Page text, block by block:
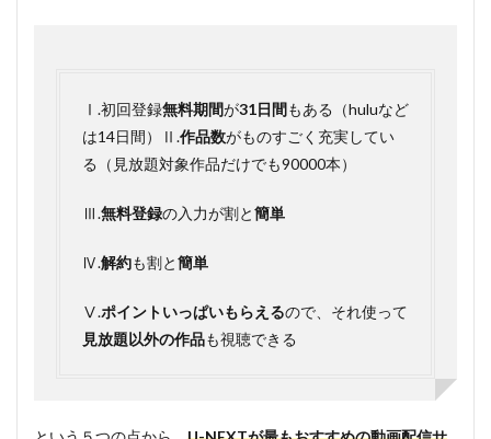
放題
だけ
90000
1.3
料登
入力
が割
と簡
Ⅰ.初回登録無料期間が31日間もある（huluなど
は14日間）Ⅱ.作品数がものすごく充実してい
る（見放題対象作品だけでも90000本）
Ⅲ.無料登録の入力が割と簡単
Ⅳ.解約も割と簡単
Ⅴ.ポイントいっぱいもらえるので、それ使って
見放題以外の作品も視聴できる